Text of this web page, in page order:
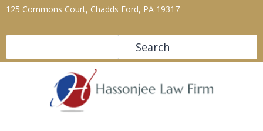
125 Commons Court, Chadds Ford, PA 19317
Search